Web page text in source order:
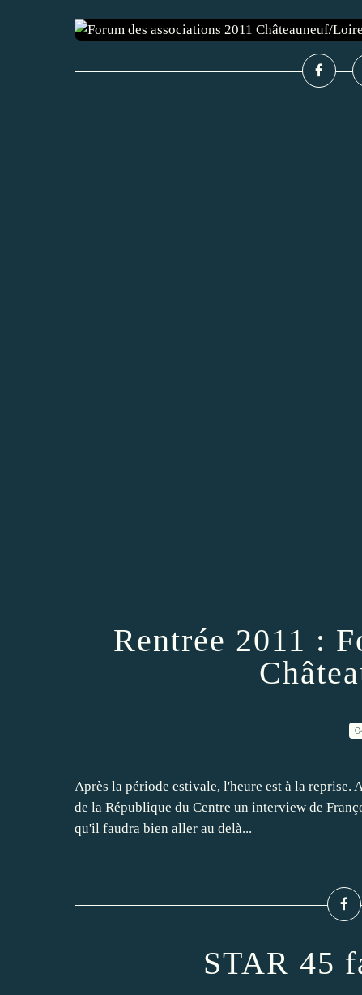
Rentrée 2011 :
Après la période estivale, l'heure est à la reprise.
de la République du Centre un interview de
qu'il faudra bien aller au delà...
STAR 45